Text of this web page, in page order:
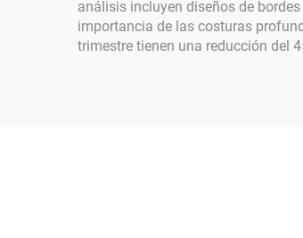
análisis incluyen diseños de
importancia de las costuras
trimestre tienen una reducción del